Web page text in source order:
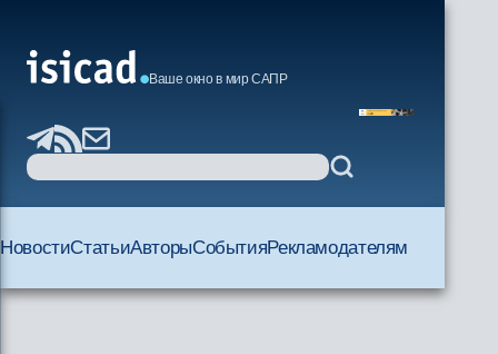
Ваше окно в мир САПР
НовостиСтатьиАвторыСобытияРекламодателям